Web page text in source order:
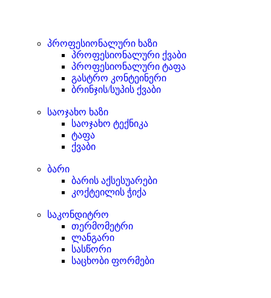
პროფესიონალური ხაზი
პროფესიონალური ქვაბი
პროფესიონალური ტაფა
გასტრო კონტეინერი
ბრინჯის/სუპის ქვაბი
საოჯახო ხაზი
საოჯახო ტექნიკა
ტაფა
ქვაბი
ბარი
ბარის აქსესუარები
კოქტეილის ჭიქა
საკონდიტრო
თერმომეტრი
ლანგარი
სასწორი
საცხობი ფორმები